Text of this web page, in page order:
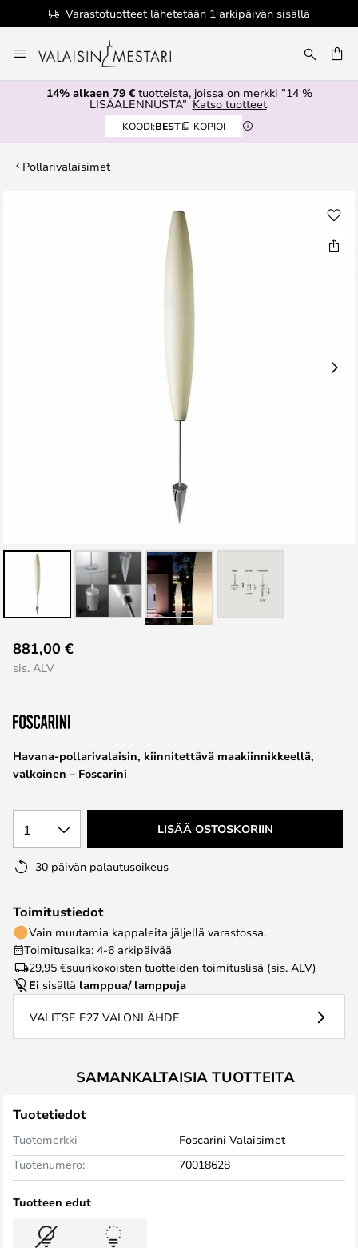
Varastotuotteet lähetetään 1 arkipäivän sisällä
to
Content
14% alkaen 79 €tuotteista, joissa on merkki ”14 %
LISÄALENNUSTA” Katso tuotteet
KOODI:BEST KOPIOI
Pollarivalaisimet
to
the
of
the
images
gallery
Havana-pollarivalaisin, kiinnitettävä maakiinnikkeellä,
valkoinen – Foscarini
881,00 €
sis. ALV
1 LISÄÄ OSTOSKORIIN
30 päivän palautusoikeus
Toimitustiedot
Vain muutamia kappaleita jäljellä varastossa.
Toimitusaika: 4-6 arkipäivää
29,95 €suurikokoisten tuotteiden toimituslisä (sis. ALV)
Ei sisällä lamppua/ lamppuja
VALITSE E27 VALONLÄHDE
SAMANKALTAISIA TUOTTEITA
Tuotetiedot
Tuotemerkki
Foscarini Valaisimet
Tuotenumero:
70018628
Tuotteen edut